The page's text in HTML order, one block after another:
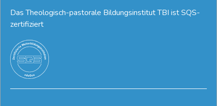
Das Theologisch-pastorale Bildungsinstitut TBI ist SQS-
zertifiziert